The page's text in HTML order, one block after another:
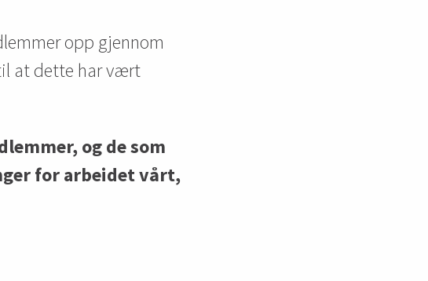
opp gjennom
at dette har vært
og de som
for arbeidet vårt,